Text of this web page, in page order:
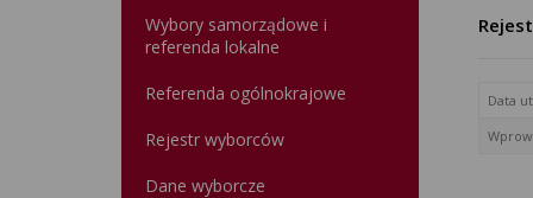
Wybory samorządowe i
referenda lokalne
Referenda ogólnokrajowe
Rejestr wyborców
Dane wyborcze
Data